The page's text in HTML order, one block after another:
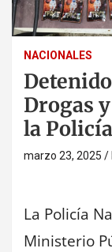
NACIONALES
Drogas
la
marzo 23, 2025
La Policía
Ministerio